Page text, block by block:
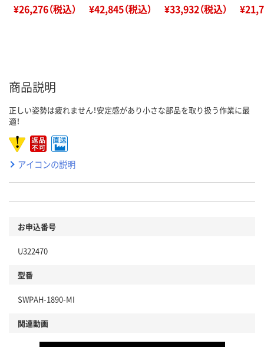
¥26,276（税込） ¥42,845（税込） ¥33,932（税込）
商品説明
正しい姿勢は疲れません！安定感があり小さな部品を取り扱う作業に最
適！
アイコンの説明
お申込番号
U322470
型番
SWPAH-1890-MI
関連動画